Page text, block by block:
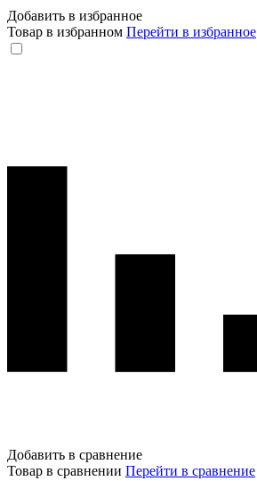
Добавить в избранное
Товар в избранном Перейти в избранное
Добавить в сравнение
Товар в сравнении Перейти в сравнение